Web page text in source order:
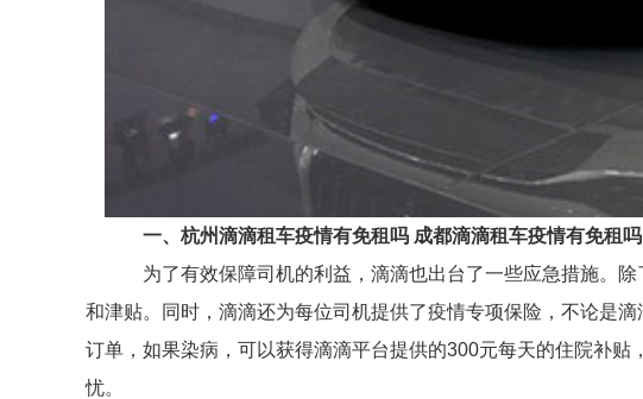
一、杭州滴滴租车疫情有免租吗 成都滴滴租车疫情有免租吗
为了有效保障司机的利益，滴滴也出台了一些应急措施。除
和津贴。同时，滴滴还为每位司机提供了疫情专项保险，不论是
订单，如果染病，可以获得滴滴平台提供的300元每天的住院补
忧。